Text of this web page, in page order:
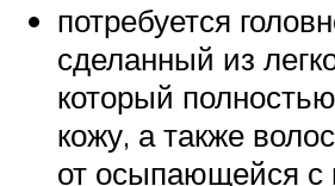
потребуется
сделанный из
который
кожу, а также
от осыпающейся с